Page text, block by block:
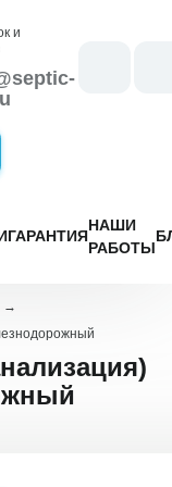
и
человек
4-5 чел
9-10 чел
Закрыть меню
ГАРАНТИЯ
НАШИ
РАБОТЫ
→